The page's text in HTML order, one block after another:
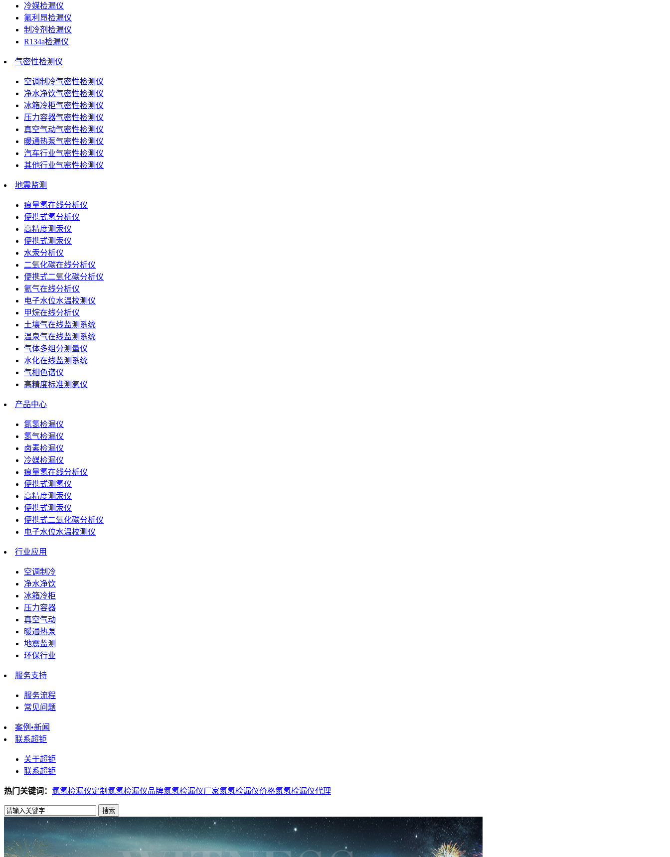
冷媒检漏仪
氟利昂检漏仪
制冷剂检漏仪
R134a检漏仪
气密性检测仪
空调制冷气密性检测仪
净水净饮气密性检测仪
冰箱冷柜气密性检测仪
压力容器气密性检测仪
真空气动气密性检测仪
暖通热泵气密性检测仪
汽车行业气密性检测仪
其他行业气密性检测仪
地震监测
痕量氢在线分析仪
便携式氢分析仪
高精度测汞仪
便携式测汞仪
水汞分析仪
二氧化碳在线分析仪
便携式二氧化碳分析仪
氦气在线分析仪
电子水位水温校测仪
甲烷在线分析仪
土壤气在线监测系统
温泉气在线监测系统
气体多组分测量仪
水化在线监测系统
气相色谱仪
高精度标准测氡仪
产品中心
氮氢检漏仪
氢气检漏仪
卤素检漏仪
冷媒检漏仪
痕量氢在线分析仪
便携式测氢仪
高精度测汞仪
便携式测汞仪
便携式二氧化碳分析仪
电子水位水温校测仪
行业应用
空调制冷
净水净饮
冰箱冷柜
压力容器
真空气动
暖通热泵
地震监测
环保行业
服务支持
服务流程
常见问题
案例•新闻
联系超钜
关于超钜
联系超钜
热门关键词： 氮氢检漏仪定制 氮氢检漏仪品牌氮氢检漏仪厂家氮氢检漏仪价格氮氢检漏仪代理